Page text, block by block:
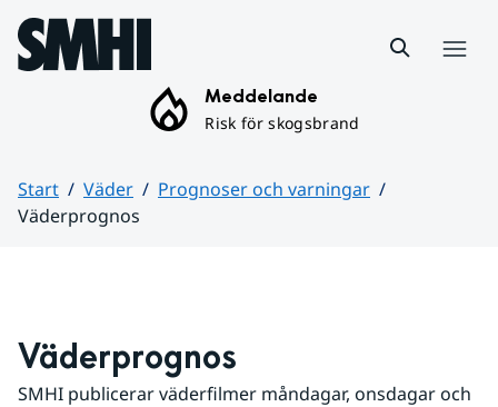
Hoppa till sidans innehåll
Meddelande
Risk för skogsbrand
Start Väder
Prognoser och varningar
Väderprognos
Väderprognos
SMHI publicerar väderfilmer måndagar, onsdagar och